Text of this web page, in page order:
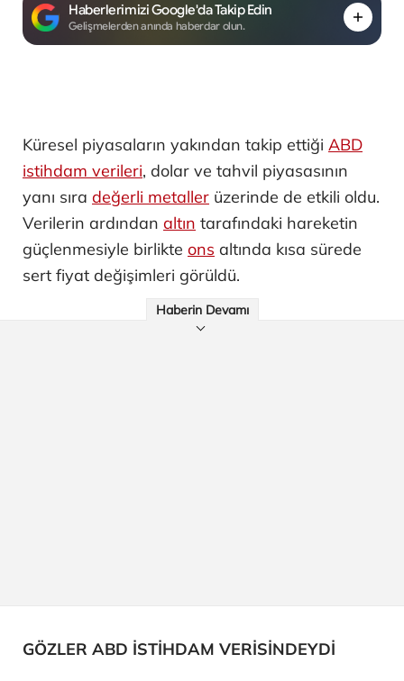
Haberlerimizi Google'da Takip Edin
Gelişmelerden anında haberdar olun.
Küresel piyasaların yakından takip ettiği ABD
istihdam verileri, dolar ve tahvil piyasasının
yanı sıra değerli metaller üzerinde de etkili oldu.
Verilerin ardından altın tarafındaki hareketin
güçlenmesiyle birlikte ons altında kısa sürede
sert fiyat değişimleri görüldü.
Haberin Devamı
GÖZLER ABD İSTİHDAM VERİSİNDEYDİ